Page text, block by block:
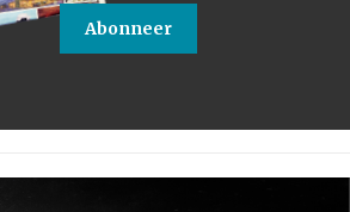
Abonneer